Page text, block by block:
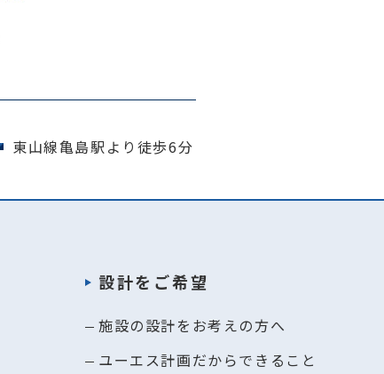
東山線亀島駅より徒歩6分
設計をご希望
施設の設計をお考えの方へ
ユーエス計画だからできること